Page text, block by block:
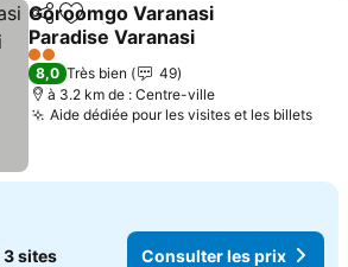
PartagerAjouter à mes favoris
Goroomgo Varanasi
Paradise Varanasi
2 Étoiles
8,0 Très bien
49
à 3.2 km de : Centre-ville
Aide dédiée pour les visites et les billets
3 sites Consulter les prix